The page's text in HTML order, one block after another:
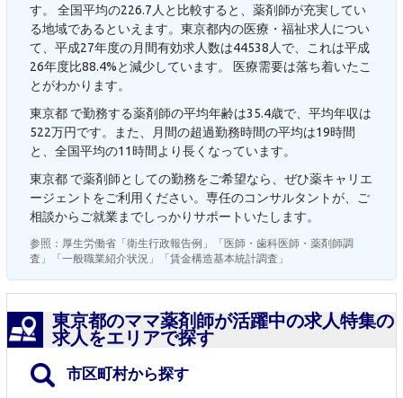
す。 全国平均の226.7人と比較すると、薬剤師が充実してい
る地域であるといえます。東京都内の医療・福祉求人につい
て、平成27年度の月間有効求人数は44538人で、これは平成
26年度比88.4%と減少しています。 医療需要は落ち着いたこ
とがわかります。
東京都 で勤務する薬剤師の平均年齢は35.4歳で、平均年収は
522万円です。また、月間の超過勤務時間の平均は19時間
と、全国平均の11時間より長くなっています。
東京都 で薬剤師としての勤務をご希望なら、ぜひ薬キャリエ
ージェントをご利用ください。専任のコンサルタントが、ご
相談からご就業までしっかりサポートいたします。
参照：厚生労働省「衛生行政報告例」「医師・歯科医師・薬剤師調
査」「一般職業紹介状況」「賃金構造基本統計調査」
東京都のママ薬剤師が活躍中の求人特集の
求人をエリアで探す
市区町村から探す